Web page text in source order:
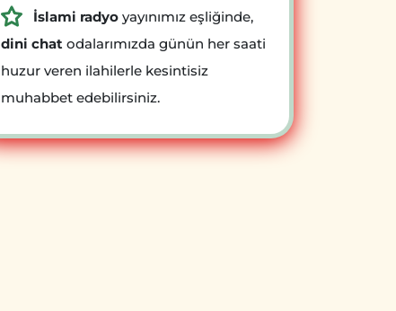
İslami radyo yayınımız eşliğinde,
dini chat odalarımızda günün her saati
huzur veren ilahilerle kesintisiz
muhabbet edebilirsiniz.